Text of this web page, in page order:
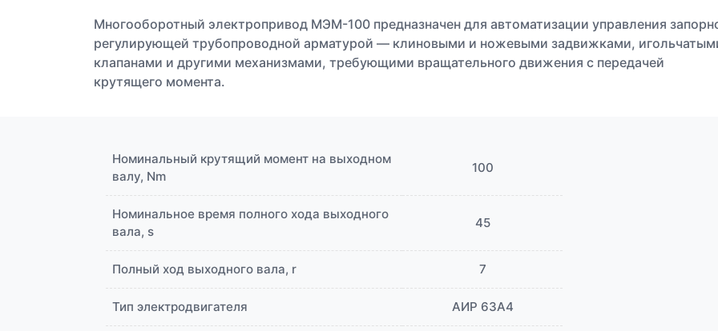
Многооборотный электропривод МЭМ-100 предназначен для автоматизации управления
регулирующей трубопроводной арматурой — клиновыми и ножевыми задвижками,
клапанами и другими механизмами, требующими вращательного движения с передачей
крутящего момента.
Номинальный крутящий момент на выходном
валу, Nm
100
Номинальное время полного хода выходного
вала, s
45
Полный ход выходного вала, r 7
Тип электродвигателя АИР 63А4